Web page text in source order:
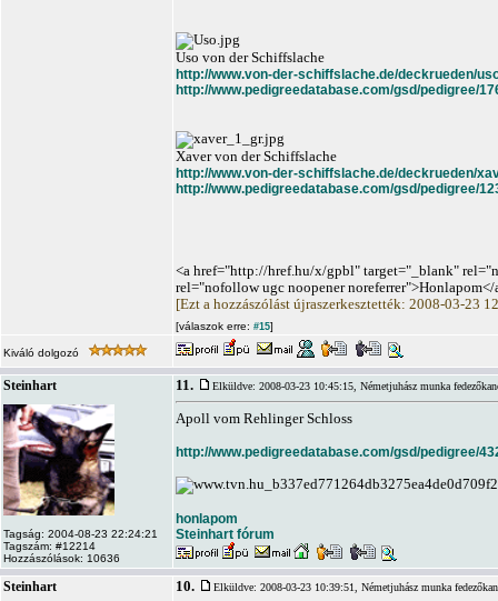
Uso von der Schiffslache
http://www.von-der-schiffslache.de/deckrueden/
http://www.pedigreedatabase.com/gsd/pedigree/
Xaver von der Schiffslache
http://www.von-der-schiffslache.de/deckrueden/
http://www.pedigreedatabase.com/gsd/pedigree/
<a href="http://href.hu/x/gpbl" target="_blank"
rel="nofollow ugc noopener noreferrer">Honlapom</
[Ezt a hozzászólást újraszerkesztették: 2008-03-23
[válaszok erre: #15]
Kiváló dolgozó
Steinhart
Tagság: 2004-08-23 22:24:21
Tagszám: #12214
Hozzászólások: 10636
11. Elküldve: 2008-03-23 10:45:15, Németjuhász munka
Apoll vom Rehlinger Schloss
http://www.pedigreedatabase.com/gsd/pedigree/
honlapom
Steinhart fórum
Steinhart 10. Elküldve: 2008-03-23 10:39:51, Németjuhász munka